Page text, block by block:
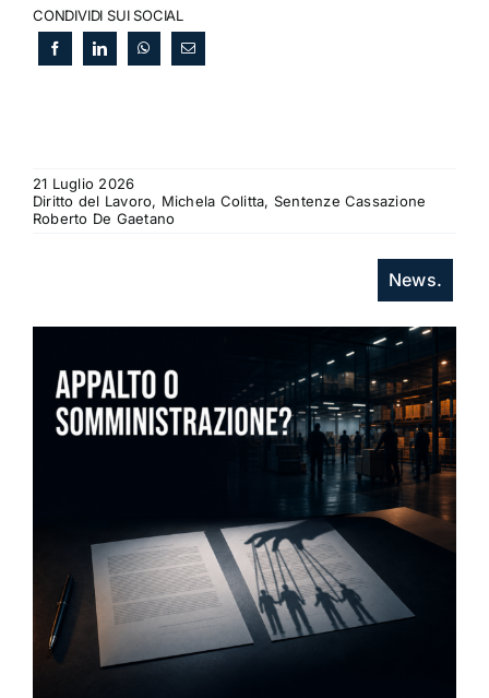
CONDIVIDI SUI SOCIAL
21 Luglio 2026
Diritto del Lavoro, Michela Colitta, Sentenze Cassazione
Roberto De Gaetano
News.